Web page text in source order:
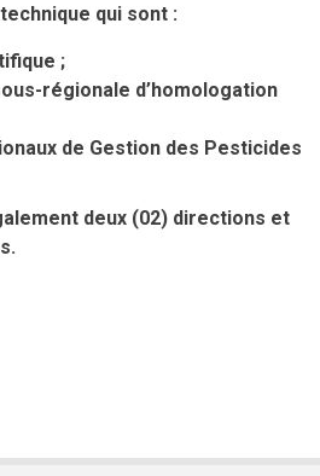
qui sont :
;
régionale d’homologation
de Gestion des Pesticides
deux (02) directions et